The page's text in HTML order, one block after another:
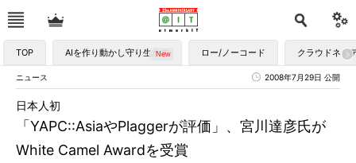
TOP AIを作り動かし守り生かす ロー/ノーコード クラウドネイ
ニュース 2008年7月29日 公開
「YAPC::AsiaやPlaggerが評価」、宮川達彦氏が
White Camel Awardを受賞
日本人初